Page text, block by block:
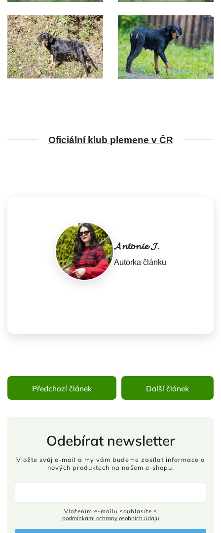
Oficiální klub plemene v ČR
𝓐𝓷𝓽𝓸𝓷𝓲𝓮 𝓙.
Autorka článku
Předchozí článek Další článek
Odebírat newsletter
Vložte svůj e-mail a my vám budeme zasílat informace o
nových produktech na našem e-shopu.
podmínkami ochrany osobních údajů